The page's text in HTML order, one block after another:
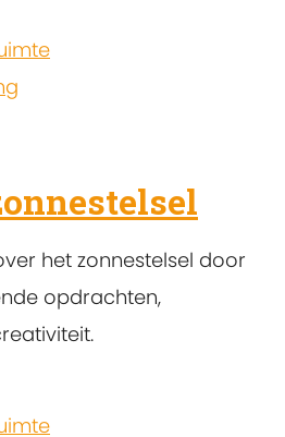
het zonnestelsel door
opdrachten,